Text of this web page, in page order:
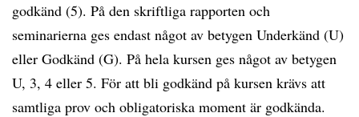
godkänd (5). På den skriftliga rapporten och
seminarierna ges endast något av betygen Underkänd (U)
eller Godkänd (G). På hela kursen ges något av betygen
U, 3, 4 eller 5. För att bli godkänd på kursen krävs att
samtliga prov och obligatoriska moment är godkända.